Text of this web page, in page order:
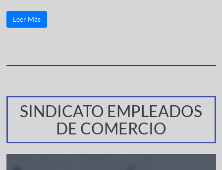
Leer Más
SINDICATO EMPLEADOS
DE COMERCIO